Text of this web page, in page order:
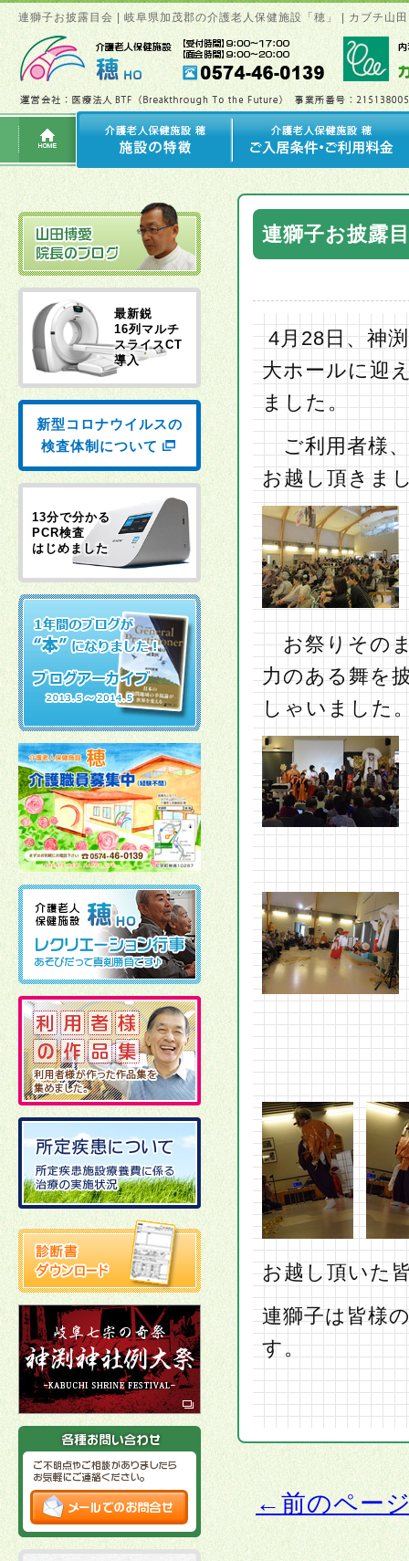
連獅子お披露目会 | 岐阜県加茂郡の介護老人保健施設「穂」 | カブチ山
連獅子お披露
4月28日、神
大ホールに迎
ました。
ご利用者様、
お越し頂きま
お祭りそのま
力のある舞を
しゃいました
お越し頂いた
連獅子は皆様
←前のペー
最新鋭
16列マルチ
スライスCT
導入
新型コロナウイルスの
検査体制について
13分で分かる
PCR検査
はじめました